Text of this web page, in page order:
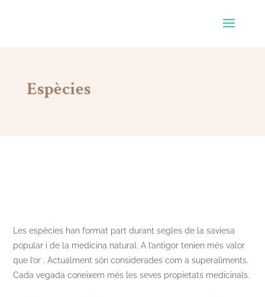
Espècies
Les espècies han format part durant segles de la saviesa
popular i de la medicina natural. A l’antigor tenien més valor
que l’or . Actualment són considerades com a superaliments.
Cada vegada coneixem més les seves propietats medicinals.